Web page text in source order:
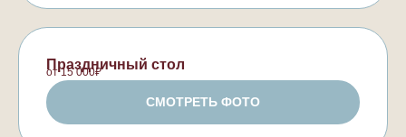
Праздничный стол
от 15 000₽
СМОТРЕТЬ ФОТО